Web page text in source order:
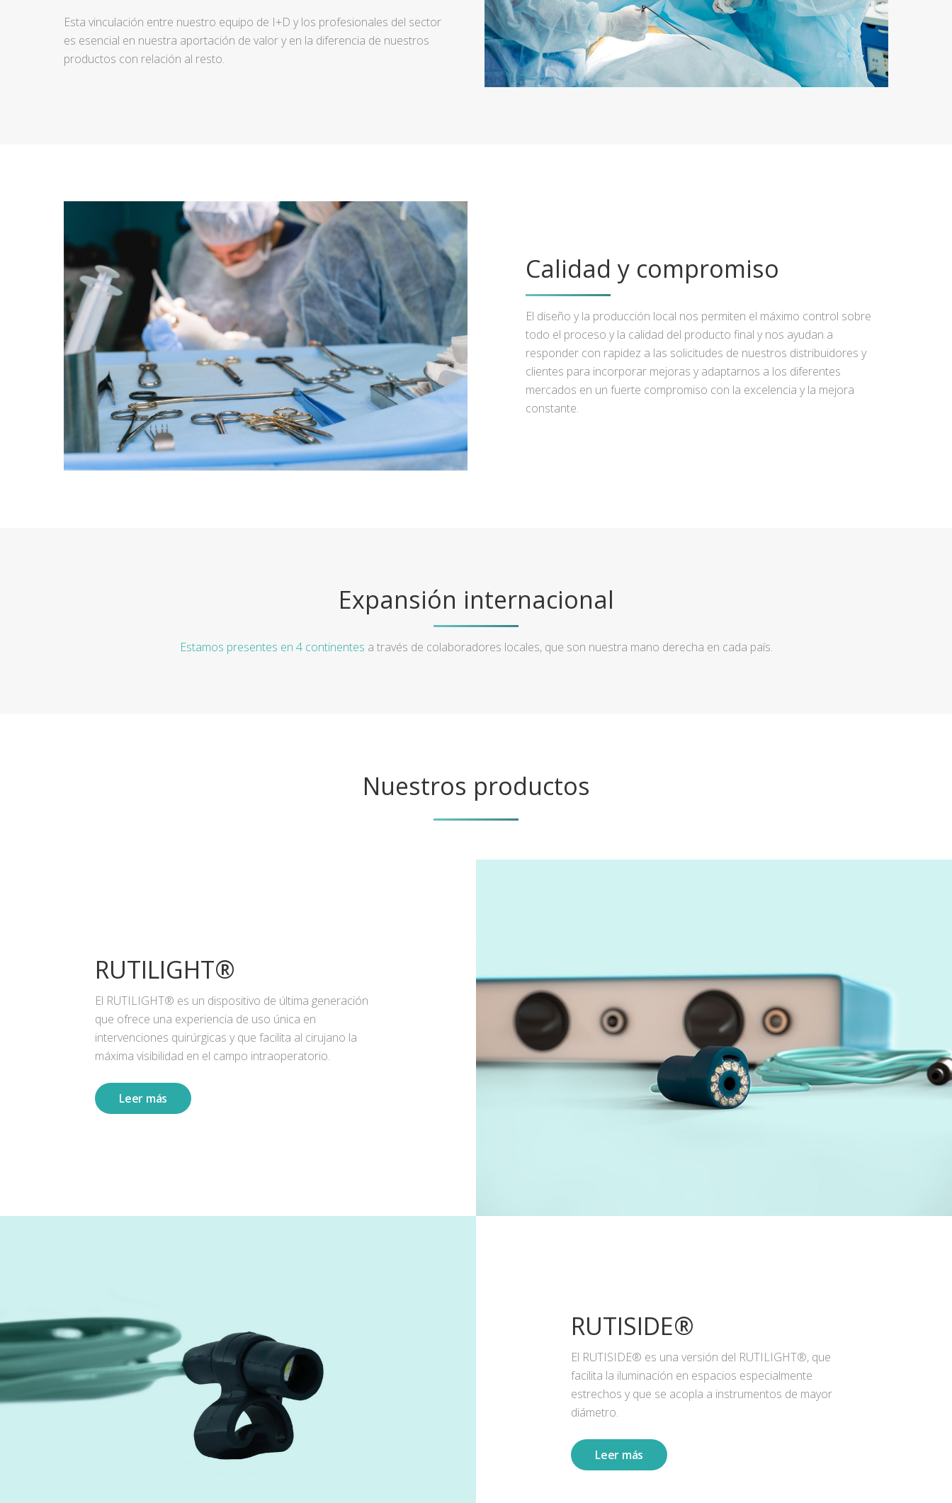
Esta vinculación entre nuestro equipo de I+D y los profesionales del sector
es esencial en nuestra aportación de valor y en la diferencia de nuestros
productos con relación al resto.
Calidad y compromiso
El diseño y la producción local nos permiten el máximo control sobre
todo el proceso y la calidad del producto final y nos ayudan a
responder con rapidez a las solicitudes de nuestros distribuidores y
clientes para incorporar mejoras y adaptarnos a los diferentes
mercados en un fuerte compromiso con la excelencia y la mejora
constante.
Expansión internacional
Estamos presentes en 4 continentes a través de colaboradores locales, que son nuestra mano derecha en cada país.
Nuestros productos
RUTILIGHT®
El RUTILIGHT® es un dispositivo de última generación
que ofrece una experiencia de uso única en
intervenciones quirúrgicas y que facilita al cirujano la
máxima visibilidad en el campo intraoperatorio.
Leer más
RUTISIDE®
El RUTISIDE® es una versión del RUTILIGHT®, que
facilita la iluminación en espacios especialmente
estrechos y que se acopla a instrumentos de mayor
diámetro.
Leer más